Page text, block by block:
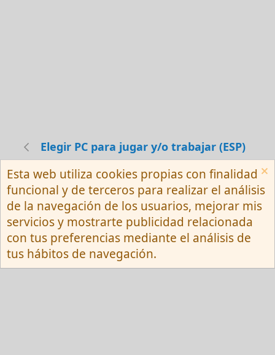
Elegir PC para jugar y/o trabajar (ESP)
Español (Neutro) Tu
Contactarnos
Términos y reglas
Privacy policy
Ayuda
R
S
S
Community platform by XenForo ® © 2010-
2026 XenForo Ltd.
Esta web utiliza cookies propias con finalidad
funcional y de terceros para realizar el análisis
de la navegación de los usuarios, mejorar mis
servicios y mostrarte publicidad relacionada
con tus preferencias mediante el análisis de
tus hábitos de navegación.